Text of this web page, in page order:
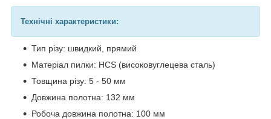
Технічні характеристики:
Тип різу: швидкий, прямий
Матеріал пилки: HCS (високовуглецева сталь)
Товщина різу: 5 - 50 мм
Довжина полотна: 132 мм
Робоча довжина полотна: 100 мм